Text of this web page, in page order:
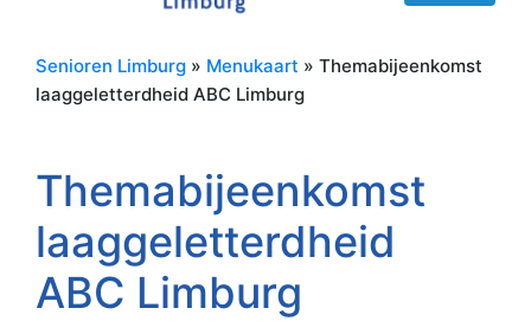
Senioren Limburg » Menukaart » Themabijeenkomst
laaggeletterdheid ABC Limburg
Themabijeenkomst
laaggeletterdheid
ABC Limburg